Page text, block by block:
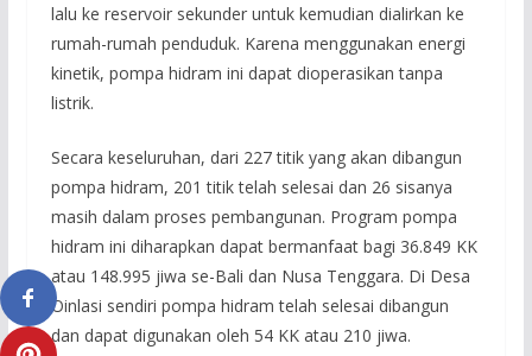
lalu ke reservoir sekunder untuk kemudian dialirkan ke
rumah-rumah penduduk. Karena menggunakan energi
kinetik, pompa hidram ini dapat dioperasikan tanpa
listrik.
Secara keseluruhan, dari 227 titik yang akan dibangun
pompa hidram, 201 titik telah selesai dan 26 sisanya
masih dalam proses pembangunan. Program pompa
hidram ini diharapkan dapat bermanfaat bagi 36.849 KK
atau 148.995 jiwa se-Bali dan Nusa Tenggara. Di Desa
Oinlasi sendiri pompa hidram telah selesai dibangun
dan dapat digunakan oleh 54 KK atau 210 jiwa.